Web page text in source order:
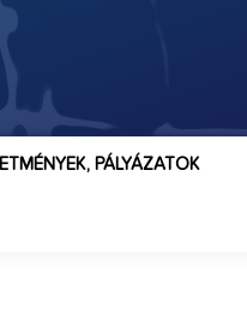
PÁLYÁZATOK